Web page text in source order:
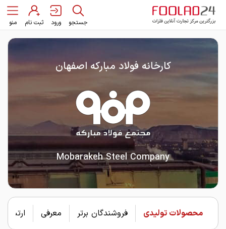
جستجو ورود ثبت نام منو
کارخانه فولاد مبارکه اصفهان
Mobarakeh Steel Company
محصولات تولیدی فروشندگان برتر معرفی ارتباط